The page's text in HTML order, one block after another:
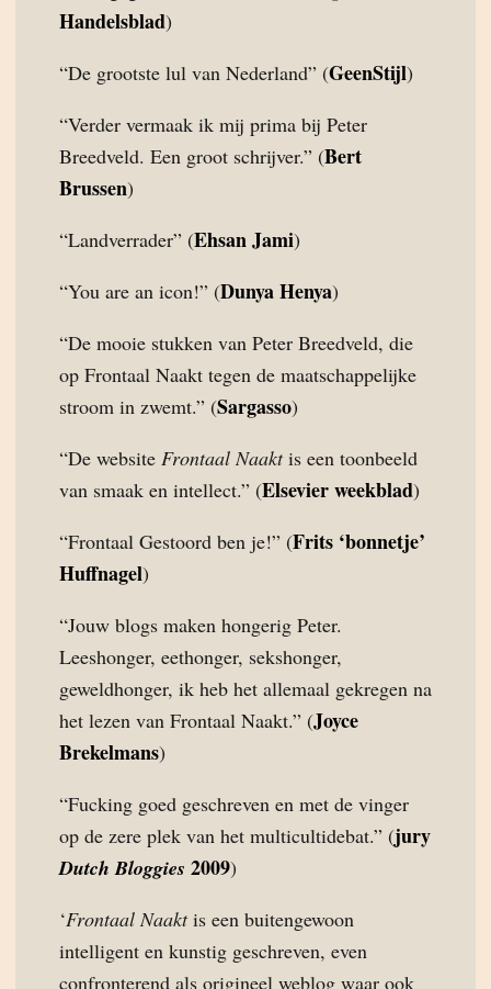
Handelsblad)
“De grootste lul van Nederland” (GeenStijl)
“Verder vermaak ik mij prima bij Peter
Breedveld. Een groot schrijver.” (Bert
Brussen)
“Landverrader” (Ehsan Jami)
“You are an icon!” (Dunya Henya)
“De mooie stukken van Peter Breedveld, die
op Frontaal Naakt tegen de maatschappelijke
stroom in zwemt.” (Sargasso)
“De website Frontaal Naaktis een toonbeeld
van smaak en intellect.” (Elsevier weekblad)
“Frontaal Gestoord ben je!” (Frits ‘bonnetje’
Huffnagel)
“Jouw blogs maken hongerig Peter.
Leeshonger, eethonger, sekshonger,
geweldhonger, ik heb het allemaal gekregen na
het lezen van Frontaal Naakt.” (Joyce
Brekelmans)
“Fucking goed geschreven en met de vinger
op de zere plek van het multicultidebat.” (jury
Dutch Bloggies 2009)
‘Frontaal Naaktis een buitengewoon
intelligent en kunstig geschreven, even
confronterend als origineel weblog waar ook